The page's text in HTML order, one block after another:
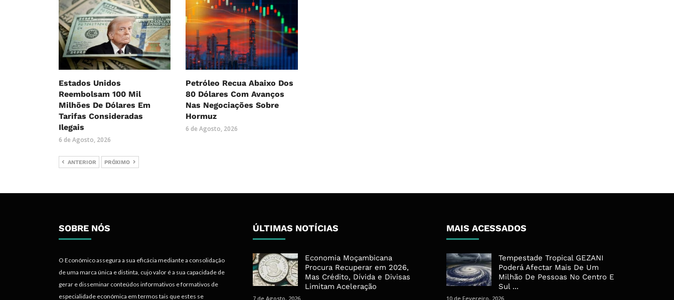
Estados Unidos
Reembolsam 100 Mil
Milhões De Dólares Em
Tarifas Consideradas
Ilegais
6 de Agosto, 2026
Petróleo Recua Abaixo Dos
80 Dólares Com Avanços
Nas Negociações Sobre
Hormuz
6 de Agosto, 2026
ANTERIOR PRÓXIMO
SOBRE NÓS
O Económico assegura a sua eficácia mediante a consolidação
de uma marca única e distinta, cujo valor é a sua capacidade de
gerar e disseminar conteúdos informativos e formativos de
especialidade económica em termos tais que estes se
ÚLTIMAS NOTÍCIAS
Economia Moçambicana
Procura Recuperar em 2026,
Mas Crédito, Dívida e Divisas
Limitam Aceleração
7 de Agosto, 2026
MAIS ACESSADOS
Tempestade Tropical GEZANI
Poderá Afectar Mais De Um
Milhão De Pessoas No Centro E
Sul ...
10 de Fevereiro, 2026